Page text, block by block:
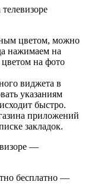
цветом, можно
нажимаем на
на фото
виджета в
указаниям
быстро.
приложений
закладок.
—
бесплатно —